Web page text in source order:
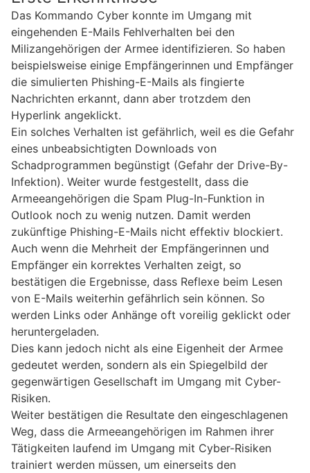
Das Kommando Cyber konnte im Umgang mit
eingehenden E-Mails Fehlverhalten bei den
Milizangehörigen der Armee identifizieren. So haben
beispielsweise einige Empfängerinnen und Empfänger
die simulierten Phishing-E-Mails als fingierte
Nachrichten erkannt, dann aber trotzdem den
Hyperlink angeklickt.
Ein solches Verhalten ist gefährlich, weil es die Gefahr
eines unbeabsichtigten Downloads von
Schadprogrammen begünstigt (Gefahr der Drive-By-
Infektion). Weiter wurde festgestellt, dass die
Armeeangehörigen die Spam Plug-In-Funktion in
Outlook noch zu wenig nutzen. Damit werden
zukünftige Phishing-E-Mails nicht effektiv blockiert.
Auch wenn die Mehrheit der Empfängerinnen und
Empfänger ein korrektes Verhalten zeigt, so
bestätigen die Ergebnisse, dass Reflexe beim Lesen
von E-Mails weiterhin gefährlich sein können. So
werden Links oder Anhänge oft voreilig geklickt oder
heruntergeladen.
Dies kann jedoch nicht als eine Eigenheit der Armee
gedeutet werden, sondern als ein Spiegelbild der
gegenwärtigen Gesellschaft im Umgang mit Cyber-
Risiken.
Weiter bestätigen die Resultate den eingeschlagenen
Weg, dass die Armeeangehörigen im Rahmen ihrer
Tätigkeiten laufend im Umgang mit Cyber-Risiken
trainiert werden müssen, um einerseits den